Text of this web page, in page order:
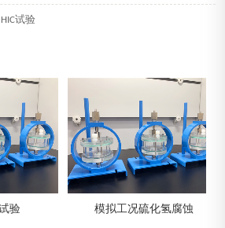
HIC试验
模拟工况硫化氢腐蚀